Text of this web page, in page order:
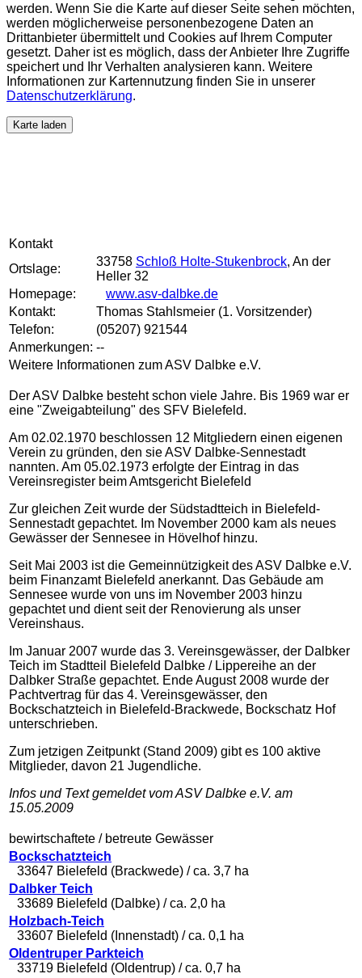
werden. Wenn Sie die Karte auf dieser Seite sehen möchten,
werden möglicherweise personenbezogene Daten an
Drittanbieter übermittelt und Cookies auf Ihrem Computer
gesetzt. Daher ist es möglich, dass der Anbieter Ihre Zugriffe
speichert und Ihr Verhalten analysieren kann. Weitere
Informationen zur Kartennutzung finden Sie in unserer
Datenschutzerklärung.
Karte laden
Kontakt
Ortslage:
33758 Schloß Holte-Stukenbrock, An der
Heller 32
Homepage:
www.asv-dalbke.de
Kontakt:
Thomas Stahlsmeier (1. Vorsitzender)
Telefon:
(05207) 921544
Anmerkungen: --
Weitere Informationen zum ASV Dalbke e.V.
Der ASV Dalbke besteht schon viele Jahre. Bis 1969 war er
eine "Zweigabteilung" des SFV Bielefeld.
Am 02.02.1970 beschlossen 12 Mitgliedern einen eigenen
Verein zu gründen, den sie ASV Dalbke-Sennestadt
nannten. Am 05.02.1973 erfolgte der Eintrag in das
Vereinsregister beim Amtsgericht Bielefeld
Zur gleichen Zeit wurde der Südstadtteich in Bielefeld-
Sennestadt gepachtet. Im November 2000 kam als neues
Gewässer der Sennesee in Hövelhof hinzu.
Seit Mai 2003 ist die Gemeinnützigkeit des ASV Dalbke e.V.
beim Finanzamt Bielefeld anerkannt. Das Gebäude am
Sennesee wurde von uns im November 2003 hinzu
gepachtet und dient seit der Renovierung als unser
Vereinshaus.
Im Januar 2007 wurde das 3. Vereinsgewässer, der Dalbker
Teich im Stadtteil Bielefeld Dalbke / Lippereihe an der
Dalbker Straße gepachtet. Ende August 2008 wurde der
Pachtvertrag für das 4. Vereinsgewässer, den
Bockschatzteich in Bielefeld-Brackwede, Bockschatz Hof
unterschrieben.
Zum jetzigen Zeitpunkt (Stand 2009) gibt es 100 aktive
Mitglieder, davon 21 Jugendliche.
Infos und Text gemeldet vom ASV Dalbke e.V. am
15.05.2009
bewirtschaftete / betreute Gewässer
Bockschatzteich
33647 Bielefeld (Brackwede) / ca. 3,7 ha
Dalbker Teich
33689 Bielefeld (Dalbke) / ca. 2,0 ha
Holzbach-Teich
33607 Bielefeld (Innenstadt) / ca. 0,1 ha
Oldentruper Parkteich
33719 Bielefeld (Oldentrup) / ca. 0,7 ha